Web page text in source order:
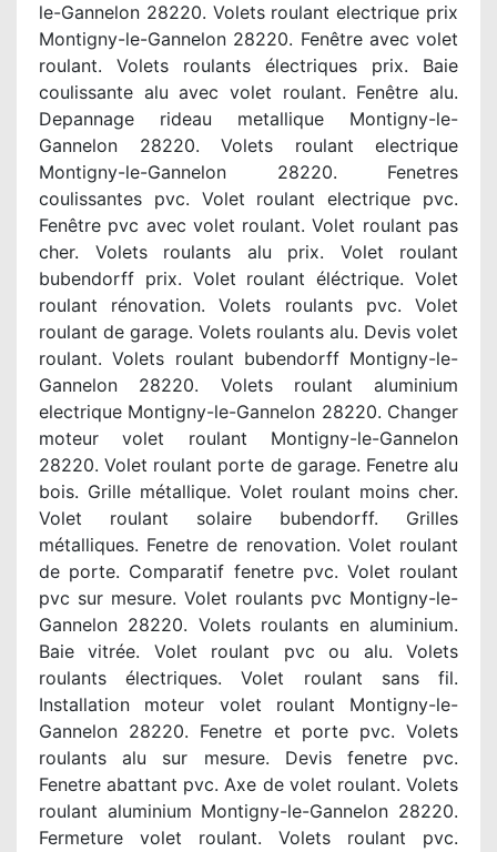
le-Gannelon 28220. Volets roulant electrique prix
Montigny-le-Gannelon 28220. Fenêtre avec volet
roulant. Volets roulants électriques prix. Baie
coulissante alu avec volet roulant. Fenêtre alu.
Depannage rideau metallique Montigny-le-
Gannelon 28220. Volets roulant electrique
Montigny-le-Gannelon 28220. Fenetres
coulissantes pvc. Volet roulant electrique pvc.
Fenêtre pvc avec volet roulant. Volet roulant pas
cher. Volets roulants alu prix. Volet roulant
bubendorff prix. Volet roulant éléctrique. Volet
roulant rénovation. Volets roulants pvc. Volet
roulant de garage. Volets roulants alu. Devis volet
roulant. Volets roulant bubendorff Montigny-le-
Gannelon 28220. Volets roulant aluminium
electrique Montigny-le-Gannelon 28220. Changer
moteur volet roulant Montigny-le-Gannelon
28220. Volet roulant porte de garage. Fenetre alu
bois. Grille métallique. Volet roulant moins cher.
Volet roulant solaire bubendorff. Grilles
métalliques. Fenetre de renovation. Volet roulant
de porte. Comparatif fenetre pvc. Volet roulant
pvc sur mesure. Volet roulants pvc Montigny-le-
Gannelon 28220. Volets roulants en aluminium.
Baie vitrée. Volet roulant pvc ou alu. Volets
roulants électriques. Volet roulant sans fil.
Installation moteur volet roulant Montigny-le-
Gannelon 28220. Fenetre et porte pvc. Volets
roulants alu sur mesure. Devis fenetre pvc.
Fenetre abattant pvc. Axe de volet roulant. Volets
roulant aluminium Montigny-le-Gannelon 28220.
Fermeture volet roulant. Volets roulant pvc.